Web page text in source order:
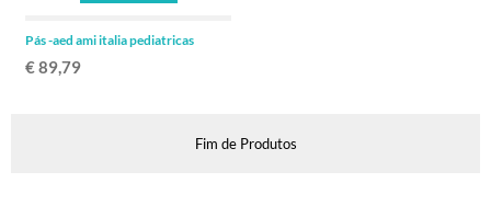
Pás -aed ami italia pediatricas
€ 89,79
Fim de Produtos